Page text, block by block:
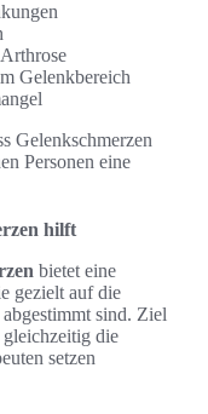
Gelenkbereich
Gelenkschmerzen
Personen eine
hilft
bietet eine
gezielt auf die
sind. Ziel
gleichzeitig die
setzen